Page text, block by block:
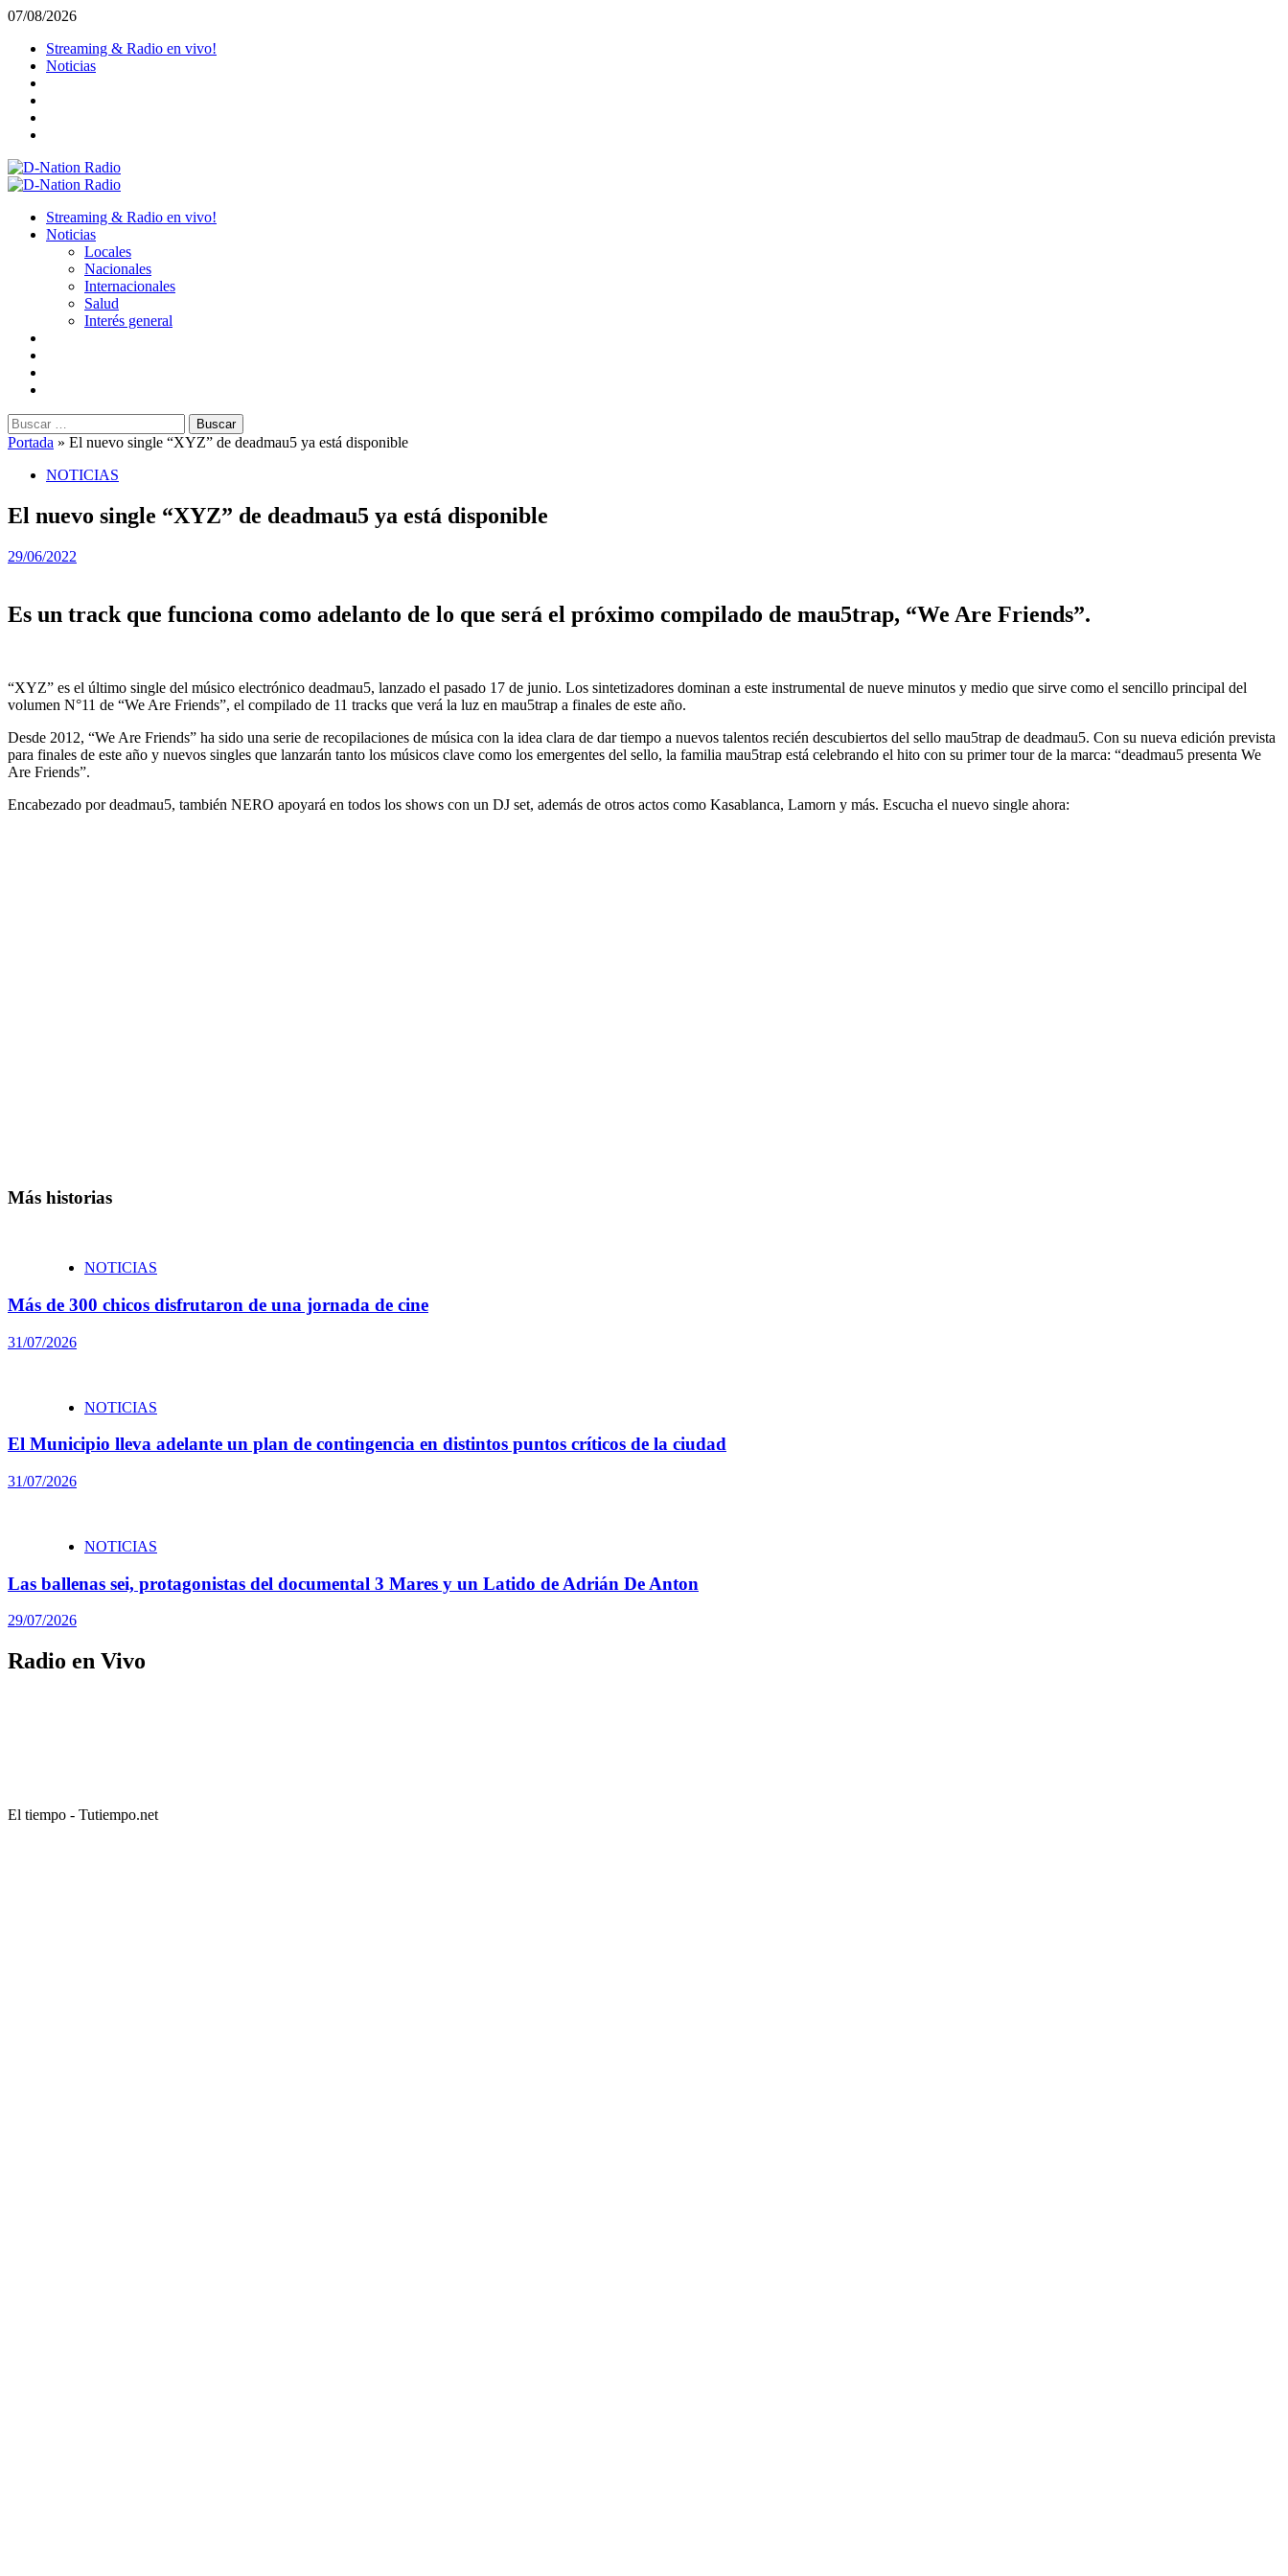
Saltar
contenido
07/08/2026
Streaming & Radio en vivo!
Noticias
Menú
Streaming & Radio en vivo!
Noticias
Locales
Nacionales
Internacionales
Salud
Interés general
Buscar:
Portada » El nuevo single “XYZ” de deadmau5 ya está disponible
NOTICIAS
El nuevo single “XYZ” de deadmau5 ya está disponible
29/06/2022
Es un track que funciona como adelanto de lo que será el próximo compilado de mau5trap, “We Are Friends”.
“XYZ” es el último single del músico electrónico deadmau5, lanzado el pasado 17 de junio. Los sintetizadores dominan a este instrumental de nueve minutos y medio que sirve como el sencillo principal del
volumen N°11 de “We Are Friends”, el compilado de 11 tracks que verá la luz en mau5trap a finales de este año.
Desde 2012, “We Are Friends” ha sido una serie de recopilaciones de música con la idea clara de dar tiempo a nuevos talentos recién descubiertos del sello mau5trap de deadmau5. Con su nueva edición prevista
para finales de este año y nuevos singles que lanzarán tanto los músicos clave como los emergentes del sello, la familia mau5trap está celebrando el hito con su primer tour de la marca: “deadmau5 presenta We
Are Friends”.
Encabezado por deadmau5, también NERO apoyará en todos los shows con un DJ set, además de otros actos como Kasablanca, Lamorn y más. Escucha el nuevo single ahora:
Más historias
NOTICIAS
Más de 300 chicos disfrutaron de una jornada de cine
31/07/2026
NOTICIAS
El Municipio lleva adelante un plan de contingencia en distintos puntos críticos de la ciudad
31/07/2026
NOTICIAS
Las ballenas sei, protagonistas del documental 3 Mares y un Latido de Adrián De Anton
29/07/2026
Radio en Vivo
El tiempo - Tutiempo.net